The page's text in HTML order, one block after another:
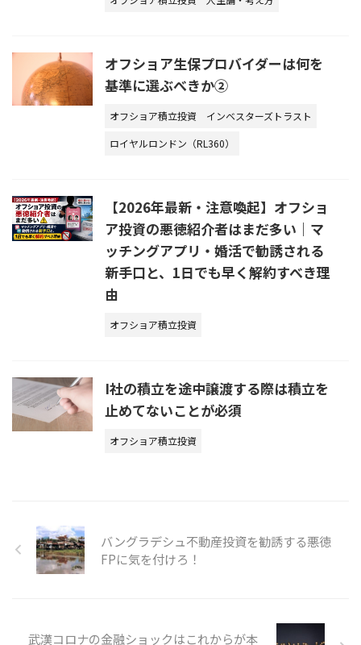
オフショア生保プロバイダーは何を
基準に選ぶべきか②
オフショア積立投資
インベスターズトラスト
ロイヤルロンドン（RL360）
【2026年最新・注意喚起】オフショ
ア投資の悪徳紹介者はまだ多い｜マ
ッチングアプリ・婚活で勧誘される
新手口と、1日でも早く解約すべき理
由
オフショア積立投資
I社の積立を途中譲渡する際は積立を
止めてないことが必須
オフショア積立投資
バングラデシュ不動産投資を勧誘する悪徳
FPに気を付けろ！
武漢コロナの金融ショックはこれからが本